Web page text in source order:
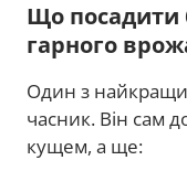
Що посадити
гарного
Один з
часник. Він сам
кущем, а ще: